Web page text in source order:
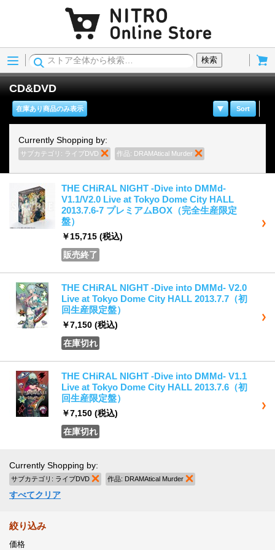
Menu
検索
CD&DVD
Sort
在庫あり商品のみ表示
Currently Shopping by:
サブカテゴリ: ライブDVD 商品の削除
作品: DRAMAtical Murder
THE CHiRAL NIGHT -Dive into DMMd-
V1.1/V2.0 Live at Tokyo Dome City HALL
2013.7.6-7 プレミアムBOX（完全生産限定
盤）
￥15,715 (税込)
販売終了
THE CHiRAL NIGHT -Dive into DMMd- V2.0
Live at Tokyo Dome City HALL 2013.7.7（初
回生産限定盤）
￥7,150 (税込)
在庫切れ
THE CHiRAL NIGHT -Dive into DMMd- V1.1
Live at Tokyo Dome City HALL 2013.7.6（初
回生産限定盤）
￥7,150 (税込)
在庫切れ
Currently Shopping by:
サブカテゴリ: ライブDVD 商品の削除
作品: DRAMAtical Murder
すべてクリア
絞り込み
価格